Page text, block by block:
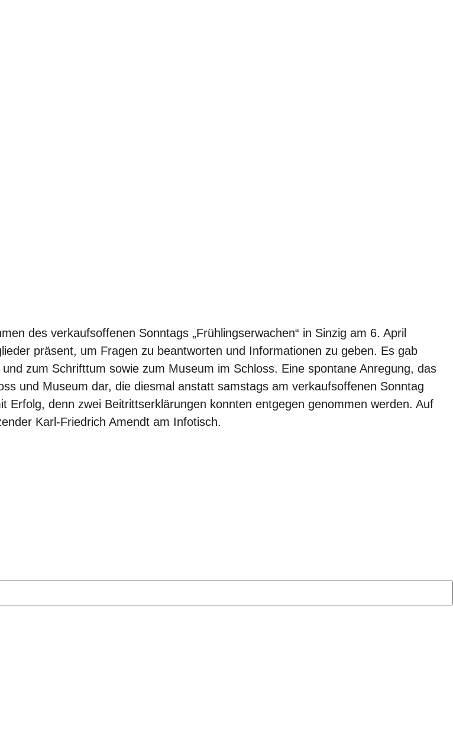
des verkaufsoffenen Sonntags „Frühlingserwachen“ in Sinzig am 6. April
präsent, um Fragen zu beantworten und Informationen zu geben. Es gab
zum Schrifttum sowie zum Museum im Schloss. Eine spontane Anregung, das
und Museum dar, die diesmal anstatt samstags am verkaufsoffenen Sonntag
denn zwei Beitrittserklärungen konnten entgegen genommen werden. Auf
Karl-Friedrich Amendt am Infotisch.